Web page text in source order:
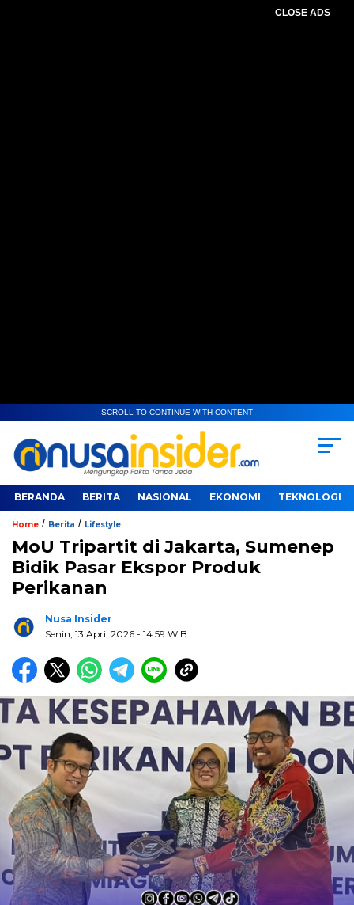
CLOSE ADS
SCROLL TO CONTINUE WITH CONTENT
BERANDA BERITA NASIONAL EKONOMI TEKNOLOGI
Home / Berita / Lifestyle
MoU Tripartit di Jakarta, Sumenep
Bidik Pasar Ekspor Produk
Perikanan
Nusa Insider
Senin, 13 April 2026 - 14:59 WIB